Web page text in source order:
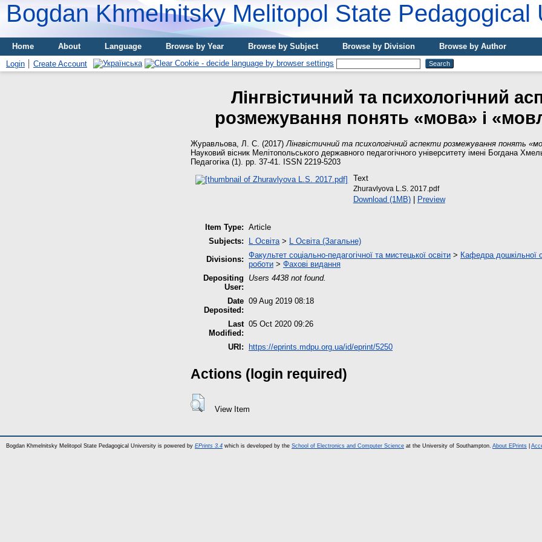
Bogdan Khmelnitsky Melitopol State Pedagogical
Home About Language Browse by Year Browse by Subject Browse by Division
Browse by Author
Login
Create Account
Лінгвістичний та психологічний
розмежування понять «мова» і
Журавльова, Л. С. (2017) Лінгвістичний та психологічний аспекти розмежування понять
Науковий вісник Мелітопольського державного педагогічного університету імені Богдана
Педагогіка (1). pp. 37-41. ISSN 2219-5203
Text
Zhuravlyova L.S. 2017.pdf
Download (1MB)| Preview
Item Type: Article
Subjects:
L Освіта >
L Освіта (Загальне)
Divisions: Факультет соціально-педагогічної та мистецької освіти > Кафедра дошкільної
роботи > Фахові видання
Depositing
User:
Users 4438 not found.
Date
Deposited:
09 Aug 2019 08:18
Last
Modified:
05 Oct 2020 09:26
URI: https://eprints.mdpu.org.ua/id/eprint/5250
Actions (login required)
View Item
Bogdan Khmelnitsky Melitopol State Pedagogical University is powered by EPrints 3.4 which is developed by the School of Electronics and Computer Science at the University of Southampton. About EPrints